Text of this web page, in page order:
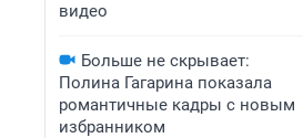
видео
Больше не скрывает:
Полина Гагарина показала
романтичные кадры с новым
избранником